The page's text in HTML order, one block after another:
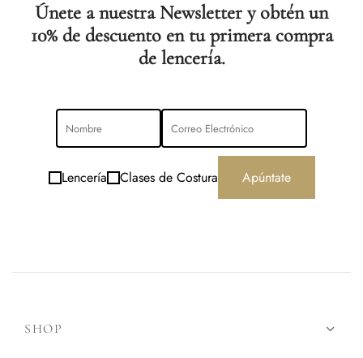
Únete a nuestra Newsletter y obtén un
10% de descuento en tu primera compra
de lencería.
Lencería Clases de Costura Apúntate
SHOP